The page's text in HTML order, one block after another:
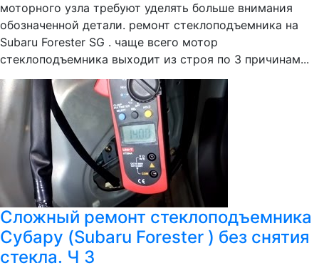
моторного узла требуют уделять больше внимания
обозначенной детали. ремонт стеклоподъемника на
Subaru Forester SG . чаще всего мотор
стеклоподъемника выходит из строя по 3 причинам...
Сложный ремонт стеклоподъемника
Субару (Subaru Forester ) без снятия
стекла. Ч 3